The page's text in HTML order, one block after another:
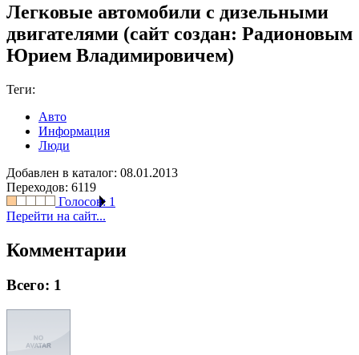
Легковые автомобили с дизельными
двигателями (сайт создан: Радионовым
Юрием Владимировичем)
Теги:
Авто
Информация
Люди
Добавлен в каталог: 08.01.2013
Переходов: 6119
Голосов: 1
Перейти на сайт...
Комментарии
Всего: 1